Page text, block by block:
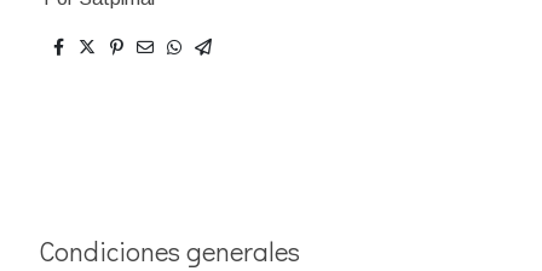
Condiciones generales